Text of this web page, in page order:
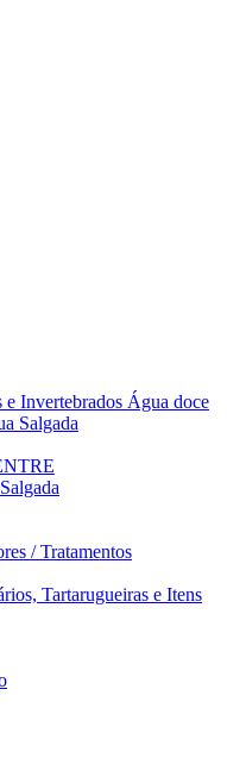
e Invertebrados Água doce
Salgada
/ Tratamentos
Tartarugueiras e Itens